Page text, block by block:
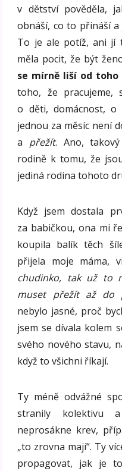
v dětství pověděla,
obnáší, co to přináší a
To je ale potíž, ani jí
měla pocit, že být
se mírně liší od toho
toho, že pracujeme,
o děti, domácnost,
jednou za měsíc není
a přežít. Ano,
rodině k tomu, že
jediná rodina tohoto
Když jsem dostala
za babičkou, ona mi
koupila balík těch
přijela moje máma,
chudinko, tak už to
muset přežít až do
nebylo jasné, proč
jsem se dívala kolem
svého nového stavu,
když to všichni říkají.
Ty méně odvážné
stranily kolektivu
neprosákne krev,
„to zrovna mají“. Ty
propagovat, jak je